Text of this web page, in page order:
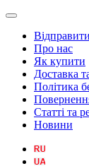
Про нас
Як купити
Доставка
Політика
Статті та
Новини